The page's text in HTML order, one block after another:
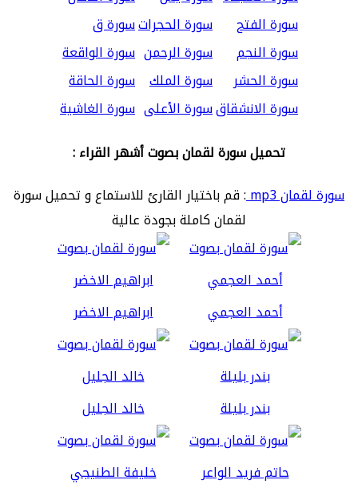
سورة الفتح
سورة الحجراتسورة ق
سورة النجم
سورة الرحمن سورة الواقعة
سورة الحشر
سورة الملك سورة الحاقة
سورة الانشقاقسورة الأعلى سورة الغاشية
تحميل سورة لقمان بصوت أشهر القراء :
سورة لقمان mp3
: قم باختيار القارئ للاستماع و تحميل سورة
لقمان كاملة بجودة عالية
أحمد العجمي ابراهيم الاخضر
بندر بليلة خالد الجليل